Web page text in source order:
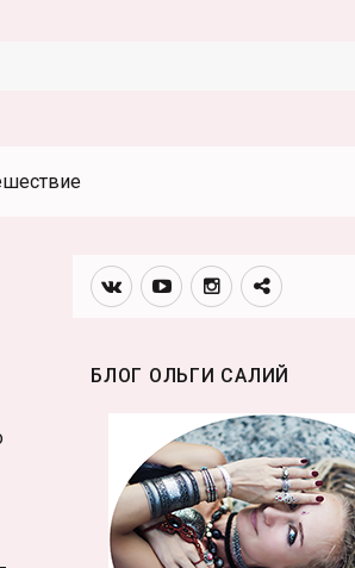
Вконтакте
YoutubeИнстаграмм
Телеграм
БЛОГ ОЛЬГИ САЛИЙ